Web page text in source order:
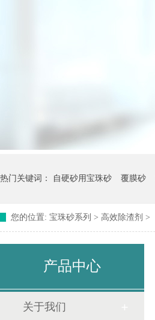
热门关键词： 自硬砂用宝珠砂 覆膜砂
您的位置: 宝珠砂系列 > 高效除渣剂 >
产品中心
关于我们